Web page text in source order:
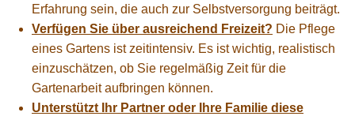
Erfahrung sein, die auch zur Selbstversorgung beiträgt.
Verfügen Sie über ausreichend Freizeit? Die Pflege
eines Gartens ist zeitintensiv. Es ist wichtig, realistisch
einzuschätzen, ob Sie regelmäßig Zeit für die
Gartenarbeit aufbringen können.
Unterstützt Ihr Partner oder Ihre Familie diese